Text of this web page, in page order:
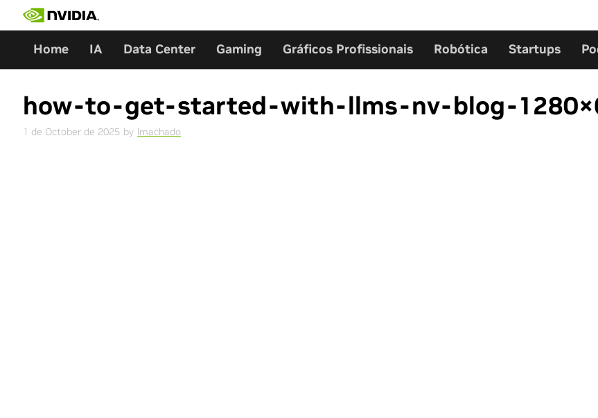
Home IA Data Center Gaming Gráficos Profissionais Robótica Startups
how-to-get-started-with-llms-nv-blog-
1 de October de 2025 by lmachado